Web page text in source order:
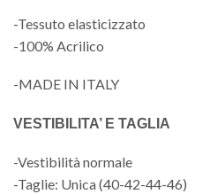
-Tessuto elasticizzato
-100% Acrilico
-MADE IN ITALY
VESTIBILITA’ E TAGLIA
-Vestibilità normale
-Taglie: Unica (40-42-44-46)